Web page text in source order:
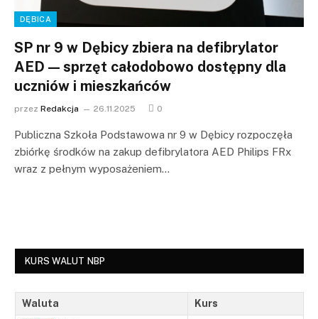
DĘBICA
SP nr 9 w Dębicy zbiera na defibrylator
AED — sprzęt całodobowo dostępny dla
uczniów i mieszkańców
przez Redakcja 26.11.2025 0
Publiczna Szkoła Podstawowa nr 9 w Dębicy rozpoczęła
zbiórkę środków na zakup defibrylatora AED Philips FRx
wraz z pełnym wyposażeniem…
KURS WALUT NBP
Waluta Kurs